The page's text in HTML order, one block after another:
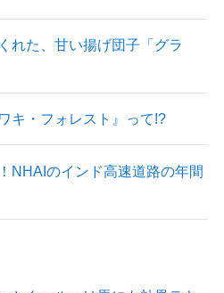
れた、甘い揚げ団子「グラ
キ・フォレスト』って!?
NHAIのインド高速道路の年間